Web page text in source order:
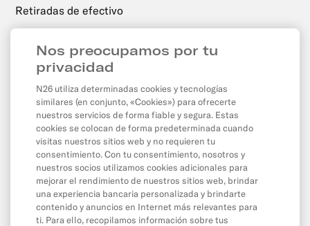
Retiradas de efectivo
Transferencias
Domiciliaciones y transferencias programadas
Pagos con tarjeta y por internet
Saldo y límites
App y herramientas
La app
Cash26
Contacta con N26
Nos preocupamos por tu
privacidad
N26 utiliza determinadas cookies y tecnologías
similares (en conjunto, «Cookies») para ofrecerte
nuestros servicios de forma fiable y segura. Estas
cookies se colocan de forma predeterminada cuando
visitas nuestros sitios web y no requieren tu
consentimiento. Con tu consentimiento, nosotros y
nuestros socios utilizamos cookies adicionales para
mejorar el rendimiento de nuestros sitios web, brindar
una experiencia bancaria personalizada y brindarte
contenido y anuncios en Internet más relevantes para
ti. Para ello, recopilamos información sobre tus